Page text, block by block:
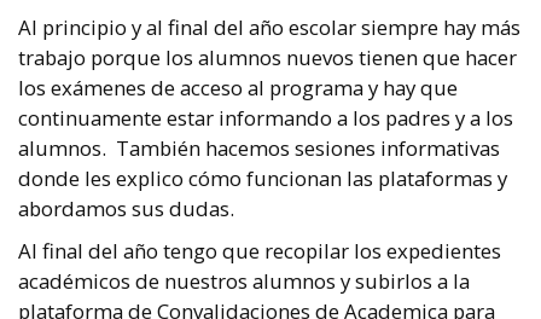
Al principio y al final del año escolar siempre hay más
trabajo porque los alumnos nuevos tienen que hacer
los exámenes de acceso al programa y hay que
continuamente estar informando a los padres y a los
alumnos. También hacemos sesiones informativas
donde les explico cómo funcionan las plataformas y
abordamos sus dudas.
Al final del año tengo que recopilar los expedientes
académicos de nuestros alumnos y subirlos a la
plataforma de Convalidaciones de Academica para